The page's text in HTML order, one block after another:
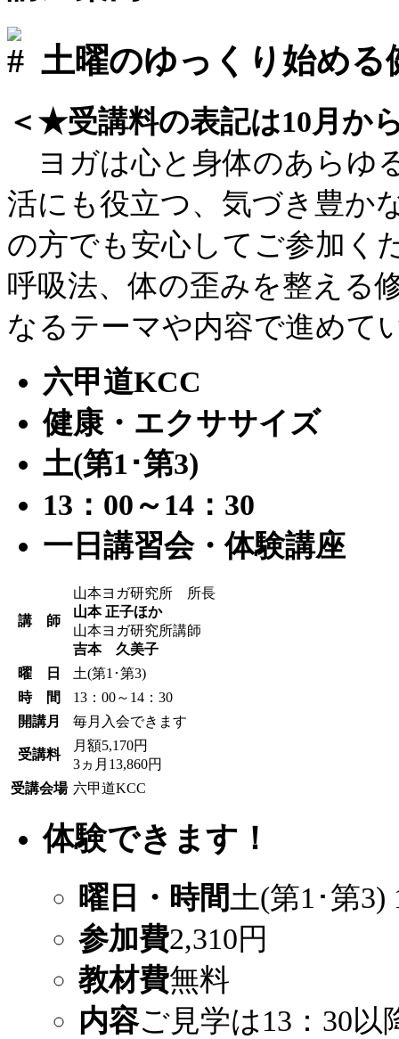
土曜のゆっくり始める
＜★受講料の表記は10月か
ヨガは心と身体のあらゆ
活にも役立つ、気づき豊か
の方でも安心してご参加く
呼吸法、体の歪みを整える
なるテーマや内容で進めて
六甲道KCC
健康・エクササイズ
土(第1･第3)
13：00～14：30
一日講習会・体験講座
講 師
山本ヨガ研究所 所長
山本 正子ほか
山本ヨガ研究所講師
吉本 久美子
曜 日
土(第1･第3)
時 間
13：00～14：30
開講月
毎月入会できます
受講料
月額5,170円
3ヵ月13,860円
受講会場 六甲道KCC
体験できます！
曜日・時間 土(第1･第3)
参加費2,310円
教材費無料
内容ご見学は13：30以